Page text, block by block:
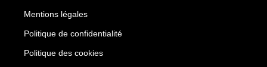
Mentions légales
Politique de confidentialité
Politique des cookies